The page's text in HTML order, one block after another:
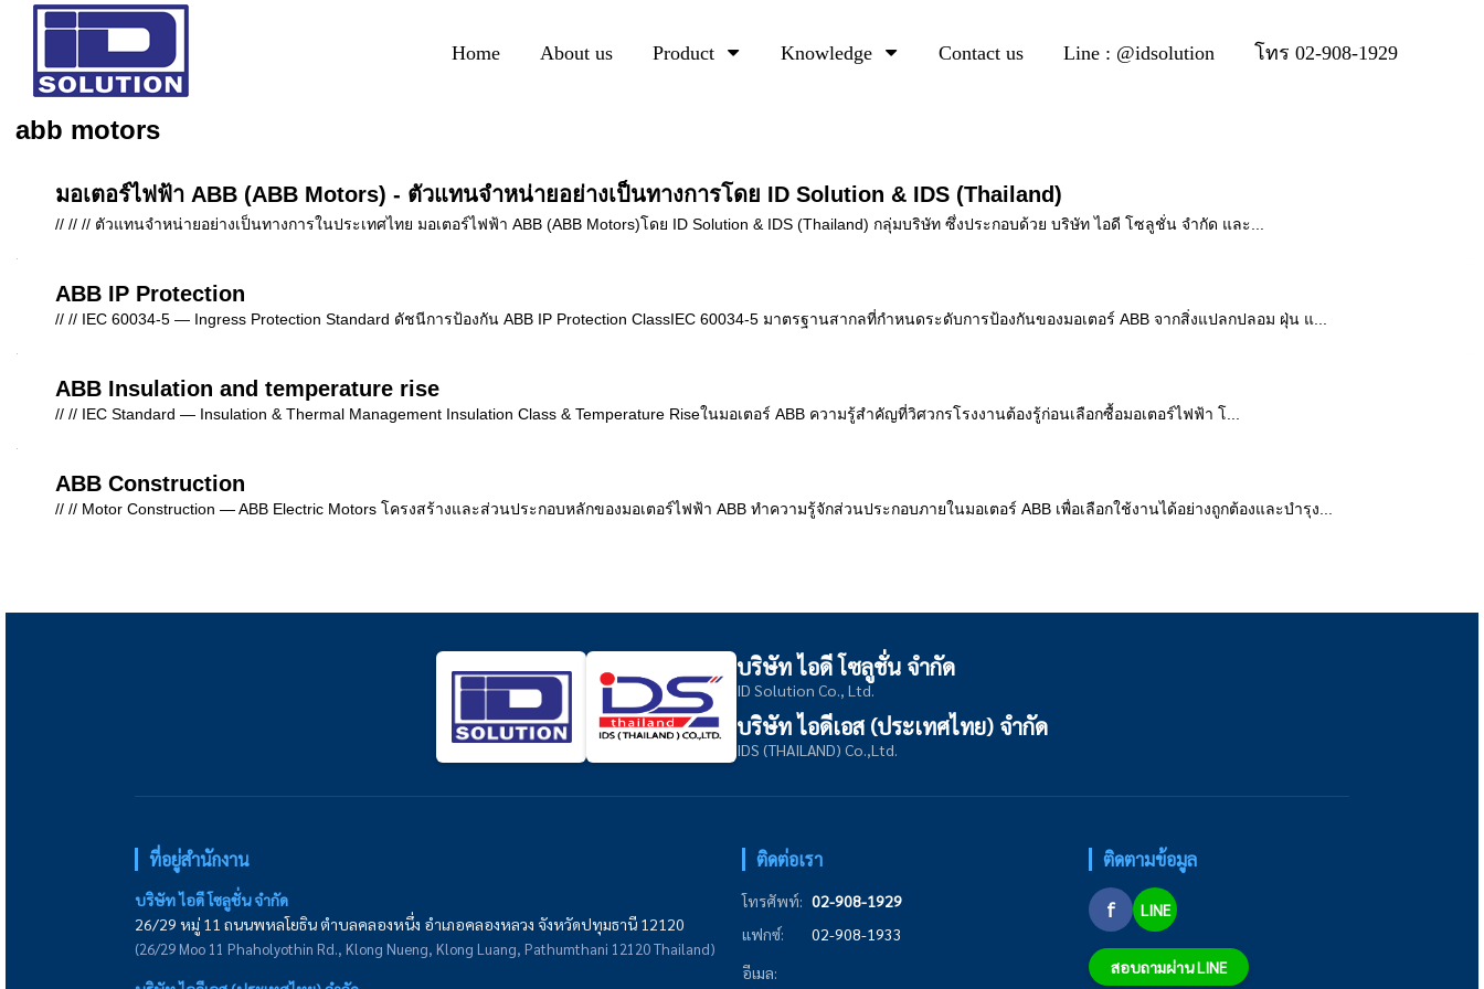
Home About us Product Knowledge Contact us Line : @idsolution โทร 02-908-1929
abb motors
มอเตอร์ไฟฟ้า ABB (ABB Motors) - ตัวแทนจำหน่ายอย่างเป็นทางการโดย ID Solution & IDS (Thailand)
// // // ตัวแทนจำหน่ายอย่างเป็นทางการในประเทศไทย มอเตอร์ไฟฟ้า ABB (ABB Motors)โดย ID Solution & IDS (Thailand) กลุ่มบริษัท ซึ่งประกอบด้วย บริษัท ไอดี โซลูชั่น จำกัด และ...
ABB IP Protection
// // IEC 60034-5 — Ingress Protection Standard ดัชนีการป้องกัน ABB IP Protection ClassIEC 60034-5 มาตรฐานสากลที่กำหนดระดับการป้องกันของมอเตอร์ ABB จากสิ่งแปลกปลอม ฝุ่น แ...
ABB Insulation and temperature rise
// // IEC Standard — Insulation & Thermal Management Insulation Class & Temperature Riseในมอเตอร์ ABB ความรู้สำคัญที่วิศวกรโรงงานต้องรู้ก่อนเลือกซื้อมอเตอร์ไฟฟ้า โ...
ABB Construction
// // Motor Construction — ABB Electric Motors โครงสร้างและส่วนประกอบหลักของมอเตอร์ไฟฟ้า ABB ทำความรู้จักส่วนประกอบภายในมอเตอร์ ABB เพื่อเลือกใช้งานได้อย่างถูกต้องและบำรุง...
บริษัท ไอดี โซลูชั่น จำกัด
ID Solution Co., Ltd.
บริษัท ไอดีเอส (ประเทศไทย) จำกัด
IDS (THAILAND) Co.,Ltd.
ที่อยู่สำนักงาน
บริษัท ไอดี โซลูชั่น จำกัด
26/29 หมู่ 11 ถนนพหลโยธิน ตำบลคลองหนึ่ง อำเภอคลองหลวง จังหวัดปทุมธานี 12120
(26/29 Moo 11 Phaholyothin Rd., Klong Nueng, Klong Luang, Pathumthani 12120 Thailand)
ติดต่อเรา
โทรศัพท์: 02-908-1929
แฟกซ์:
02-908-1933
อีเมล:
ติดตามข้อมูล
f LINE
สอบถามผ่าน LINE